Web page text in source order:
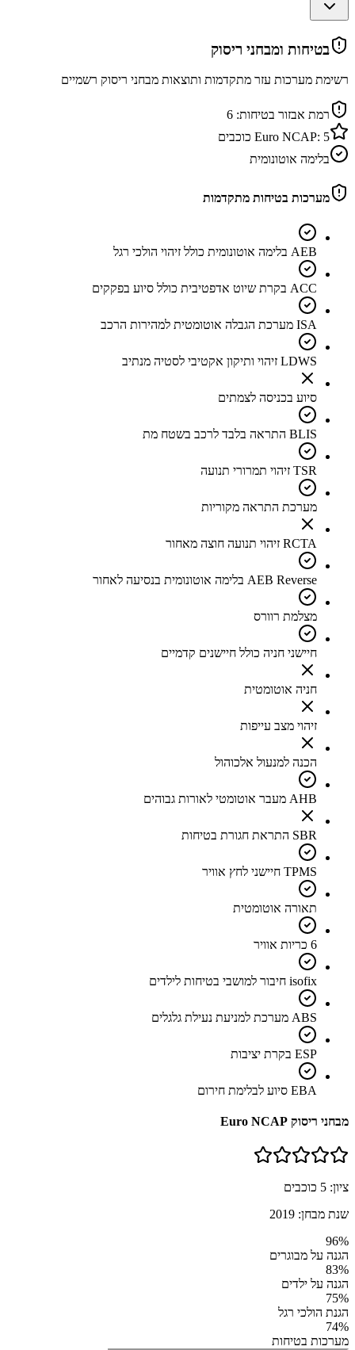
בטיחות ומבחני ריסוק
רשימת מערכות עזר מתקדמות ותוצאות מבחני ריסוק רשמיים
רמת אבזור בטיחות: 6
Euro NCAP: 5
כוכבים
בלימה אוטונומית
מערכות בטיחות מתקדמות
AEB בלימה אוטונומית כולל זיהוי הולכי רגל
ACC בקרת שיוט אדפטיבית כולל סיוע בפקקים
ISA מערכת הגבלה אוטומטית למהירות הרכב
LDWS זיהוי ותיקון אקטיבי לסטיה מנתיב
סיוע בכניסה לצמתים
BLIS התראה בלבד לרכב בשטח מת
TSR זיהוי תמרורי תנועה
מערכת התראה מקוריות
RCTA זיהוי תנועה חוצה מאחור
AEB Reverse בלימה אוטונומית בנסיעה לאחור
מצלמת רוורס
חיישני חניה כולל חיישנים קדמיים
חניה אוטומטית
זיהוי מצב עייפות
הכנה למנעול אלכוהול
AHB מעבר אוטומטי לאורות גבוהים
SBR התראת חגורת בטיחות
TPMS חיישני לחץ אוויר
תאורה אוטומטית
6 כריות אוויר
isofix חיבור למושבי בטיחות לילדים
ABS מערכת למניעת נעילת גלגלים
ESP בקרת יציבות
EBA סיוע לבלימת חירום
מבחני ריסוק Euro NCAP
ציון: 5 כוכבים
שנת מבחן: 2019
96%
הגנה על מבוגרים
83%
הגנה על ילדים
75%
הגנת הולכי רגל
74%
מערכות בטיחות